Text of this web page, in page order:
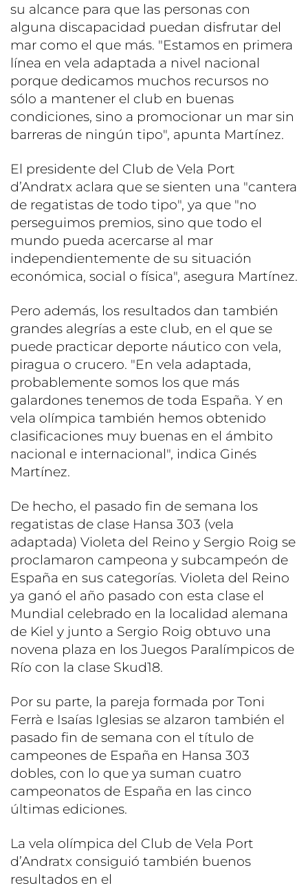
su alcance para que las personas con
alguna discapacidad puedan disfrutar del
mar como el que más. "Estamos en primera
línea en vela adaptada a nivel nacional
porque dedicamos muchos recursos no
sólo a mantener el club en buenas
condiciones, sino a promocionar un mar sin
barreras de ningún tipo", apunta Martínez.
El presidente del Club de Vela Port
d’Andratx aclara que se sienten una "cantera
de regatistas de todo tipo", ya que "no
perseguimos premios, sino que todo el
mundo pueda acercarse al mar
independientemente de su situación
económica, social o física", asegura Martínez.
Pero además, los resultados dan también
grandes alegrías a este club, en el que se
puede practicar deporte náutico con vela,
piragua o crucero. "En vela adaptada,
probablemente somos los que más
galardones tenemos de toda España. Y en
vela olímpica también hemos obtenido
clasificaciones muy buenas en el ámbito
nacional e internacional", indica Ginés
Martínez.
De hecho, el pasado fin de semana los
regatistas de clase Hansa 303 (vela
adaptada) Violeta del Reino y Sergio Roig se
proclamaron campeona y subcampeón de
España en sus categorías. Violeta del Reino
ya ganó el año pasado con esta clase el
Mundial celebrado en la localidad alemana
de Kiel y junto a Sergio Roig obtuvo una
novena plaza en los Juegos Paralímpicos de
Río con la clase Skud18.
Por su parte, la pareja formada por Toni
Ferrà e Isaías Iglesias se alzaron también el
pasado fin de semana con el título de
campeones de España en Hansa 303
dobles, con lo que ya suman cuatro
campeonatos de España en las cinco
últimas ediciones.
La vela olímpica del Club de Vela Port
d’Andratx consiguió también buenos
resultados en el